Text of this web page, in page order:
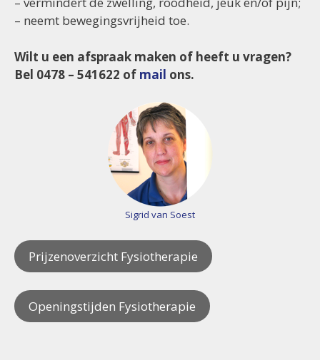
– neemt bewegingsvrijheid toe.
Wilt u een afspraak maken of heeft u vragen?
Bel 0478 – 541622 of mail ons.
Sigrid van Soest
Prijzenoverzicht Fysiotherapie
Openingstijden Fysiotherapie